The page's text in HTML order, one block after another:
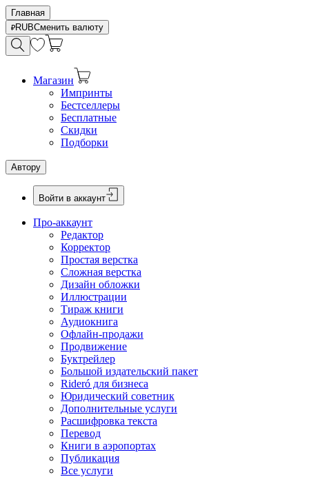
Главная
RUBСменить валюту
Магазин
Импринты
Бестселлеры
Бесплатные
Скидки
Подборки
Автору
Войти в аккаунт
Про-аккаунт
Редактор
Корректор
Простая верстка
Сложная верстка
Дизайн обложки
Иллюстрации
Тираж книги
Аудиокнига
Офлайн-продажи
Продвижение
Буктрейлер
Большой издательский пакет
Rideró для бизнеса
Юридический советник
Дополнительные услуги
Расшифровка текста
Перевод
Книги в аэропортах
Публикация
Все услуги